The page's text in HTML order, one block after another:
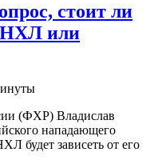
стоит ли
НХЛ или
(ФХР) Владислав
нападающего
будет зависеть от его